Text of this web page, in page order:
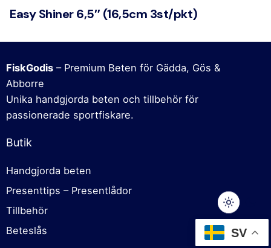
79,00kr
Lägg till i varukorg
Easy Shiner 6,5″ (16,5cm 3st/pkt)
FiskGodis – Premium Beten för Gädda, Gös &
Abborre
Unika handgjorda beten och tillbehör för
passionerade sportfiskare.
Butik
Handgjorda beten
Presenttips – Presentlådor
Tillbehör
Beteslås
SV